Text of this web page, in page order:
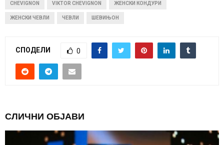
CHEVIGNON VIKTOR CHEVIGNON ЖЕНСКИ КОНДУРИ
ЖЕНСКИ ЧЕВЛИ ЧЕВЛИ ШЕВИЊОН
СПОДЕЛИ 0
СЛИЧНИ ОБЈАВИ